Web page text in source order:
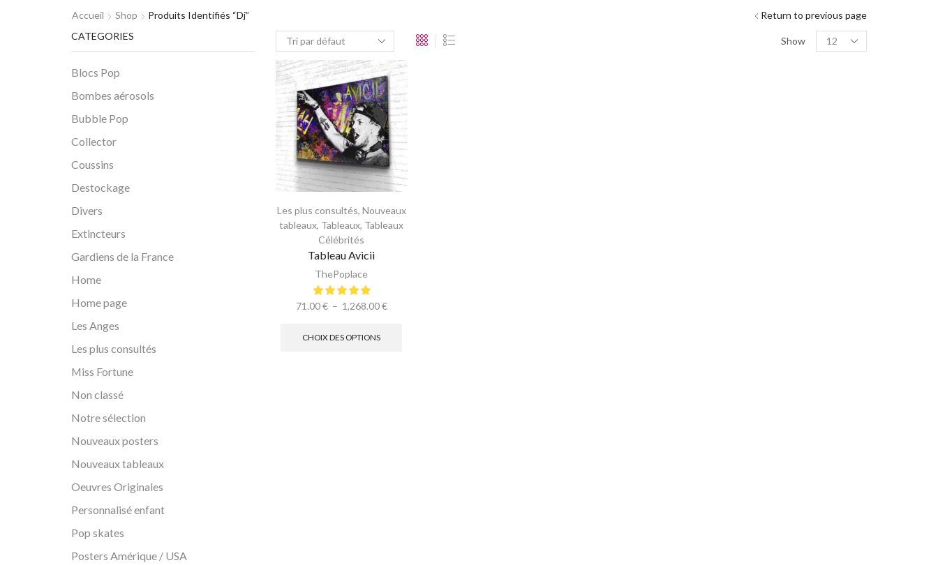
Accueil Shop Produits Identifiés “dj” Return to previous page
Show
Les plus consultés, Nouveaux
tableaux, Tableaux, Tableaux
Célébrités
Tableau Avicii
ThePoplace
71.00€ – 1,268.00€
CHOIX DES OPTIONS
CATEGORIES
Blocs Pop
Bombes aérosols
Bubble Pop
Collector
Coussins
Destockage
Divers
Extincteurs
Gardiens de la France
Home
Home page
Les Anges
Les plus consultés
Miss Fortune
Non classé
Notre sélection
Nouveaux posters
Nouveaux tableaux
Oeuvres Originales
Personnalisé enfant
Pop skates
Posters Amérique / USA